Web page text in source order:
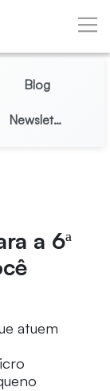
Blog
Newsletter
a 6ª
atuem